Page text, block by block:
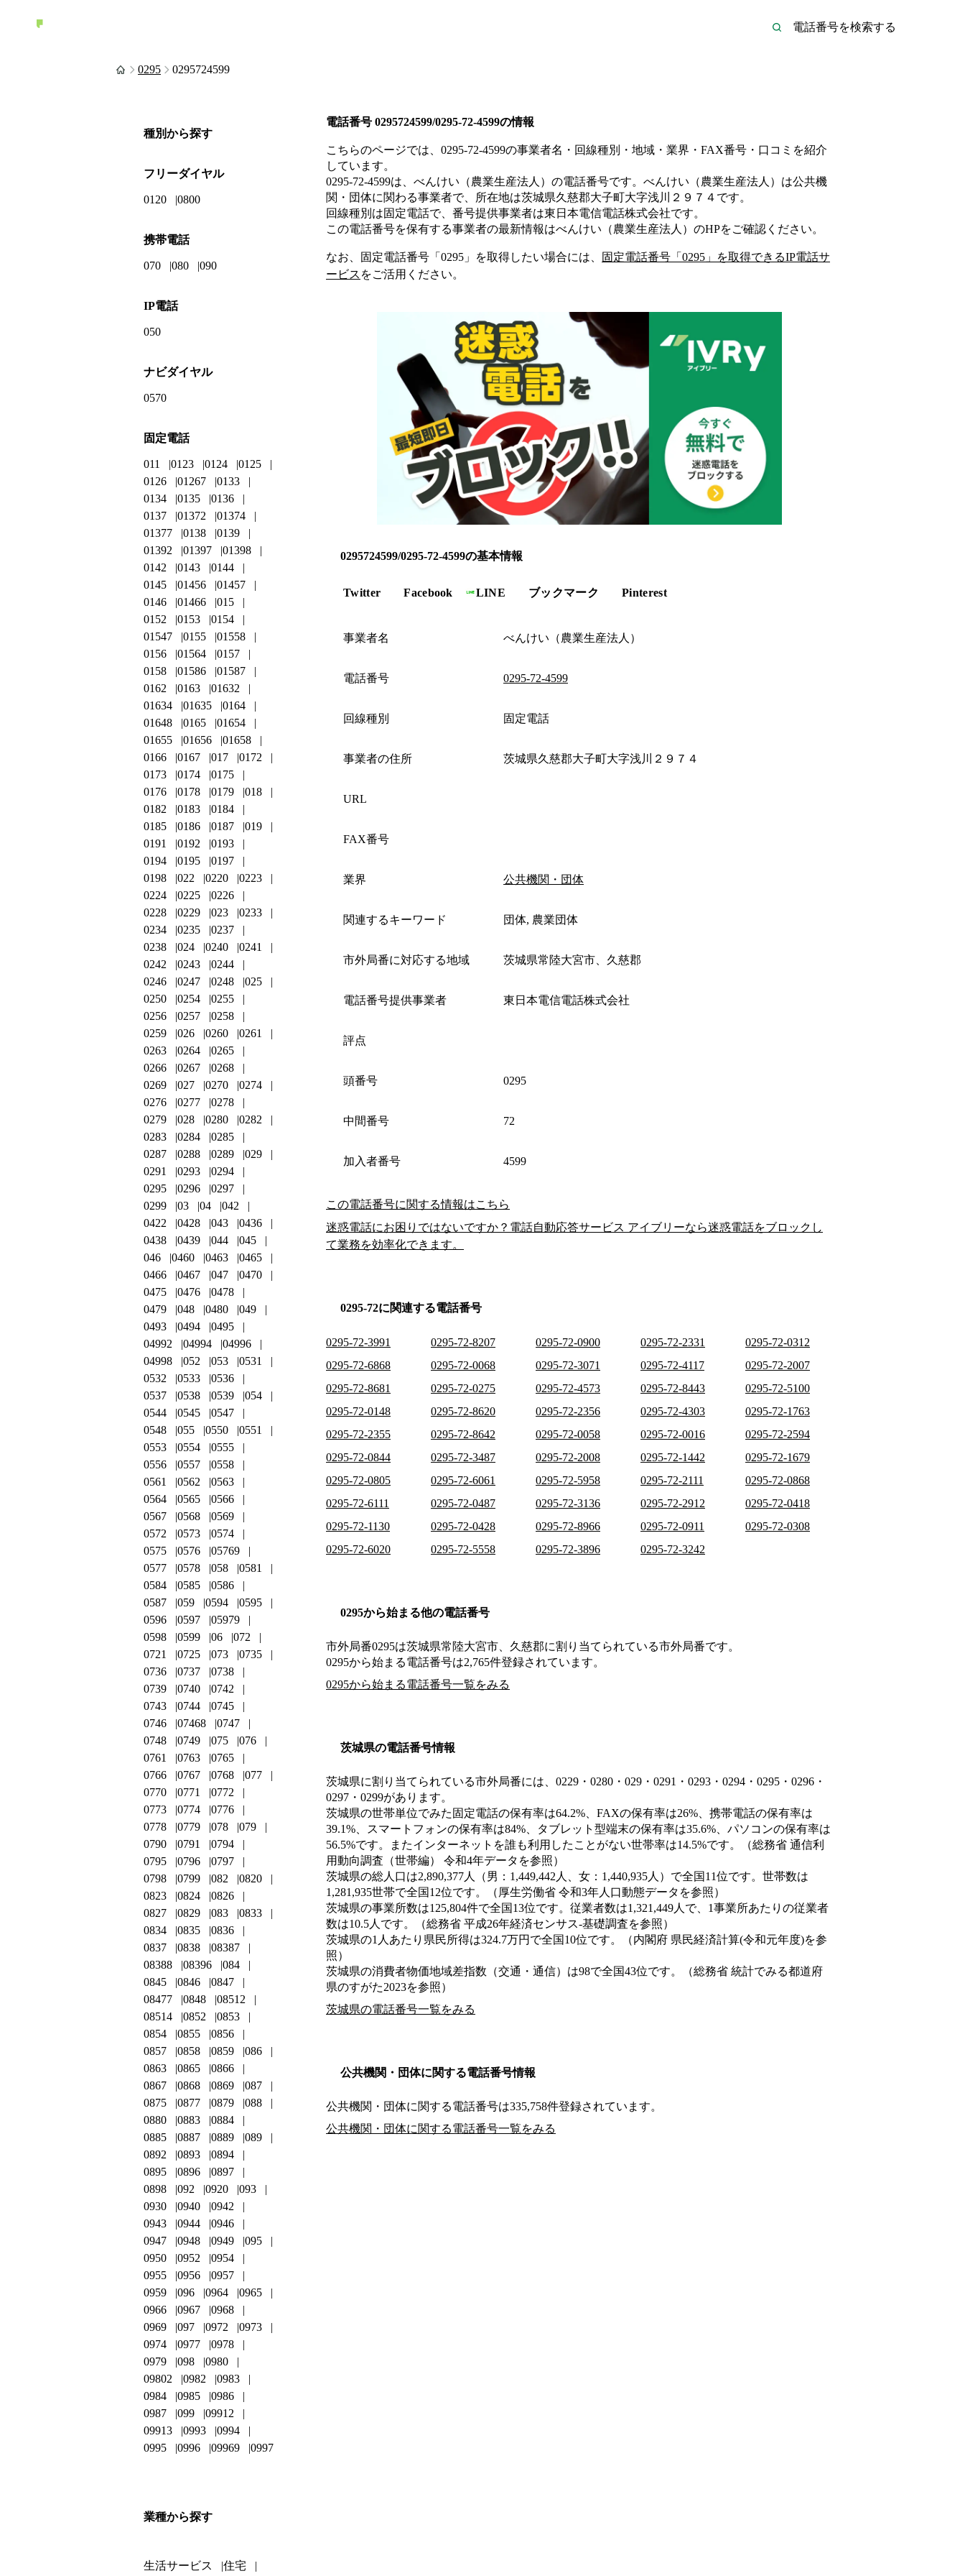
0295 0295724599
電話番号 0295724599/0295-72-4599の情報
こちらのページでは、 0295-72-4599の事業者名・回線種別・地域・業界・FAX番号・口コミを紹介
しています。
0295-72-4599は、 べんけい（農業生産法人） の電話番号です。 べんけい（農業生産法人）は公共機
関・団体に関わる事業者で、所在地は茨城県久慈郡大子町大字浅川２９７４ です。
回線種別は固定電話で、番号提供事業者は東日本電信電話株式会社です。
この電話番号を保有する事業者の最新情報はべんけい（農業生産法人） のHPをご確認ください。
なお、固定電話番号「 0295 」を取得したい場合には、 固定電話番号「 0295 」を取得できるIP電話サ
ービス をご活用ください。
0295724599/0295-72-4599の基本情報
Twitter Facebook LINE ブックマーク Pinterest
事業者名 べんけい（農業生産法人）
電話番号 0295-72-4599
回線種別 固定電話
事業者の住所 茨城県久慈郡大子町大字浅川２９７４
URL
FAX番号
業界 公共機関・団体
関連するキーワード 団体, 農業団体
市外局番に対応する地域 茨城県常陸大宮市、久慈郡
電話番号提供事業者 東日本電信電話株式会社
評点
頭番号 0295
中間番号 72
加入者番号 4599
この電話番号に関する情報はこちら
迷惑電話にお困りではないですか？電話自動応答サービス アイブリーなら迷惑電話をブロックし
て業務を効率化できます。
0295-72に関連する電話番号
0295-72-3991 0295-72-8207 0295-72-0900 0295-72-2331
0295-72-0312
0295-72-6868
0295-72-0068 0295-72-3071 0295-72-4117
0295-72-2007
0295-72-8681
0295-72-0275 0295-72-4573 0295-72-8443
0295-72-5100
0295-72-0148
0295-72-8620 0295-72-2356 0295-72-4303
0295-72-1763
0295-72-2355
0295-72-8642 0295-72-0058 0295-72-0016
0295-72-2594
0295-72-0844
0295-72-3487 0295-72-2008 0295-72-1442
0295-72-1679
0295-72-0805
0295-72-6061 0295-72-5958 0295-72-2111
0295-72-0868
0295-72-6111
0295-72-0487 0295-72-3136 0295-72-2912
0295-72-0418
0295-72-1130
0295-72-0428 0295-72-8966 0295-72-0911
0295-72-0308
0295-72-6020
0295-72-5558 0295-72-3896 0295-72-3242
0295から始まる他の電話番号
市外局番0295は茨城県常陸大宮市、久慈郡に割り当てられている市外局番です。
0295から始まる電話番号は2,765件登録されています。
0295から始まる電話番号一覧をみる
茨城県の電話番号情報
茨城県に割り当てられている市外局番には、0229・0280・029・0291・0293・0294・0295・0296・
0297・0299があります。
茨城県の世帯単位でみた固定電話の保有率は64.2%、FAXの保有率は26%、携帯電話の保有率は
39.1%、スマートフォンの保有率は84%、タブレット型端末の保有率は35.6%、パソコンの保有率は
56.5%です。またインターネットを誰も利用したことがない世帯率は14.5%です。（総務省 通信利
用動向調査（世帯編） 令和4年データを参照）
茨城県の総人口は2,890,377人（男：1,449,442人、女：1,440,935人）で全国11位です。世帯数は
1,281,935世帯で全国12位です。（厚生労働省 令和3年人口動態データを参照）
茨城県の事業所数は125,804件で全国13位です。従業者数は1,321,449人で、1事業所あたりの従業者
数は10.5人です。（総務省 平成26年経済センサス‐基礎調査を参照）
茨城県の1人あたり県民所得は324.7万円で全国10位です。（内閣府 県民経済計算(令和元年度)を参
照）
茨城県の消費者物価地域差指数（交通・通信）は98で全国43位です。（総務省 統計でみる都道府
県のすがた2023を参照）
茨城県の電話番号一覧をみる
公共機関・団体に関する電話番号情報
公共機関・団体に関する電話番号は335,758件登録されています。
公共機関・団体に関する電話番号一覧をみる
種別から探す
フリーダイヤル
0120 0800
携帯電話
070 080 090
IP電話
050
ナビダイヤル
0570
固定電話
011 0123 0124
0125
0126
01267
0133
0134
0135
0136
0137
01372
01374
01377
0138
0139
01392
01397
01398
0142
0143
0144
0145
01456
01457
0146
01466
015
0152
0153
0154
01547
0155
01558
0156
01564
0157
0158
01586
01587
0162
0163
01632
01634
01635
0164
01648
0165
01654
01655
01656
01658
0166
0167 017
0172
0173
0174
0175
0176
0178 0179
018
0182
0183
0184
0185
0186 0187
019
0191
0192
0193
0194
0195
0197
0198
022 0220
0223
0224
0225
0226
0228
0229 023
0233
0234
0235
0237
0238
024 0240
0241
0242
0243
0244
0246
0247 0248
025
0250
0254
0255
0256
0257
0258
0259
026 0260
0261
0263
0264
0265
0266
0267
0268
0269
027 0270
0274
0276
0277
0278
0279
028 0280
0282
0283
0284
0285
0287
0288 0289
029
0291
0293
0294
0295
0296
0297
0299
03 04
042
0422
0428 043
0436
0438
0439 044
045
046
0460 0463
0465
0466
0467 047
0470
0475
0476
0478
0479
048 0480
049
0493
0494
0495
04992
04994
04996
04998
052 053
0531
0532
0533
0536
0537
0538 0539
054
0544
0545
0547
0548
055 0550
0551
0553
0554
0555
0556
0557
0558
0561
0562
0563
0564
0565
0566
0567
0568
0569
0572
0573
0574
0575
0576
05769
0577
0578 058
0581
0584
0585
0586
0587
059 0594
0595
0596
0597
05979
0598
0599 06
072
0721
0725 073
0735
0736
0737
0738
0739
0740
0742
0743
0744
0745
0746
07468
0747
0748
0749 075
076
0761
0763
0765
0766
0767 0768
077
0770
0771
0772
0773
0774
0776
0778
0779 078
079
0790
0791
0794
0795
0796
0797
0798
0799 082
0820
0823
0824
0826
0827
0829 083
0833
0834
0835
0836
0837
0838
08387
08388
08396
084
0845
0846
0847
08477
0848
08512
08514
0852
0853
0854
0855
0856
0857
0858 0859
086
0863
0865
0866
0867
0868 0869
087
0875
0877 0879
088
0880
0883
0884
0885
0887 0889
089
0892
0893
0894
0895
0896
0897
0898
092 0920
093
0930
0940
0942
0943
0944
0946
0947
0948 0949
095
0950
0952
0954
0955
0956
0957
0959
096 0964
0965
0966
0967
0968
0969
097 0972
0973
0974
0977
0978
0979
098
0980
09802
0982
0983
0984
0985
0986
0987
099
09912
09913
0993
0994
0995
0996 09969 0997
業種から探す
生活サービス 住宅